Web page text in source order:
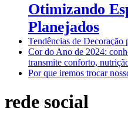
Otimizando
Planejados
Tendências de Decoração
Cor do Ano de 2024:
transmite conforto,
Por que iremos trocar
rede social